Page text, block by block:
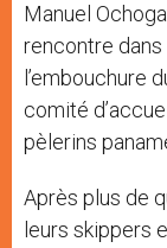
Manuel
rencontre dans
l’embouchure
comité
pèlerins
Après plus de
leurs skippers